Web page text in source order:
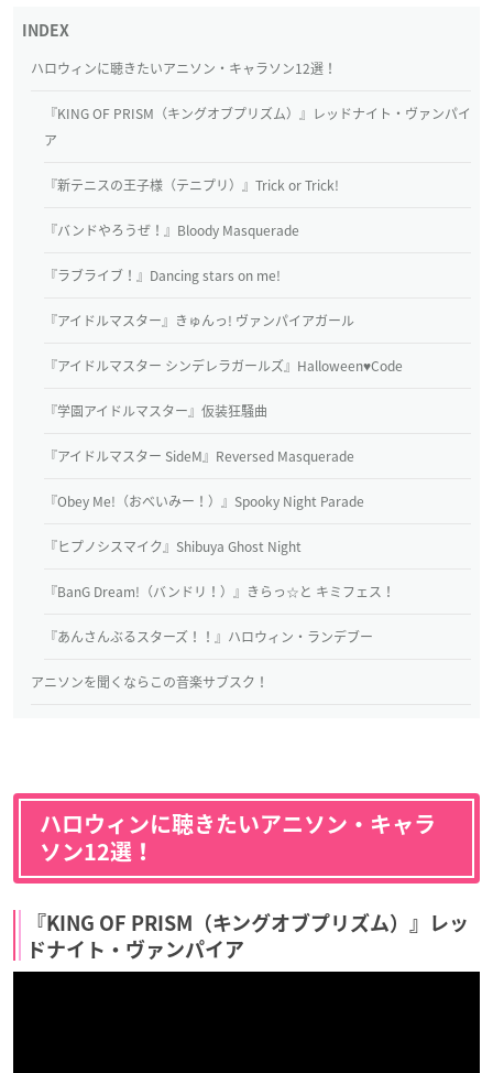
ハロウィンに聴きたいアニソン・キャラソン12選！
『KING OF PRISM（キングオブプリズム）』レッドナイト・ヴァンパイ
ア
『新テニスの王子様（テニプリ）』Trick or Trick!
『バンドやろうぜ！』Bloody Masquerade
『ラブライブ！』Dancing stars on me!
『アイドルマスター』きゅんっ! ヴァンパイアガール
『アイドルマスター シンデレラガールズ』Halloween♥Code
『学園アイドルマスター』仮装狂騒曲
『アイドルマスター SideM』Reversed Masquerade
『Obey Me!（おべいみー！）』Spooky Night Parade
『ヒプノシスマイク』Shibuya Ghost Night
『BanG Dream!（バンドリ！）』きらっ☆と キミフェス！
『あんさんぶるスターズ！！』ハロウィン・ランデブー
アニソンを聞くならこの音楽サブスク！
ハロウィンに聴きたいアニソン・キャラ
ソン12選！
『KING OF PRISM（キングオブプリズム）』レッ
ドナイト・ヴァンパイア